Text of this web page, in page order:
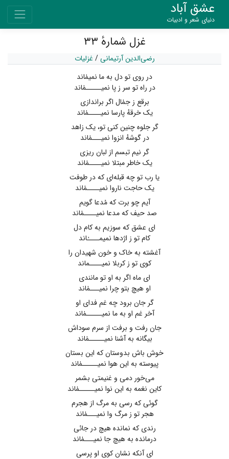
عشق آباد
دنیای شعر و ادبیات
غزل شمارهٔ ۳۳
رضی‌الدین آرتیمانی/ غزلیات
در روی تو دل به ما نمیمٰاند
در راه تو سر ز پا نمیـــــمٰاند
برقع ز جمٰال اگر براندازی
یک خرقهٔ پارسا نمیــــمٰاند
گر جلوه چنین کنی تو، یک زاهد
در گوشهٔ انزوا نمیـــمٰاند
گر نیم تبسم از لبان ریزی
یک خاطر مبتلا نمیــــمٰاند
یا رب تو چه قبله‌ای که در طوفت
یک حاجت ناروا نمیــــمٰاند
آیم چو برت که مُدعا گویم
صد حیف که مدعا نمیــــمٰاند
ای عشق که سوزیم به کام دل
کام تو ز اژدها نمیمــــٰاند
آغشته به خاک و خون شهیدان را
کوی تو ز کربلا نمیــــماند
ای ماه اگر به او تو مانندی
او هیچ بتو چرا نمیـــمٰاند
گر جان برود چه غم فدای او
آخر غم او به ما نمیـــــمٰاند
جان رفت و برفت از سرم سوداش
بیگانه به آشنا نمیـــــمٰاند
خوش باش بدوستان که این بستان
پیوسته به این هوا نمیـــــمٰاند
می‌خور دمی و غنیمتی بشمر
کاین نغمه به این نوا نمیـــــمٰاند
گوئی که رسی به مرگ از هجرم
هجر تو ز مرگ وا نمیـــمٰاند
رندی که نمانده هیچ در جائی
درمانده به هیچ جا نمیـــمٰاند
ای آنکه نشان کوی او پرسی